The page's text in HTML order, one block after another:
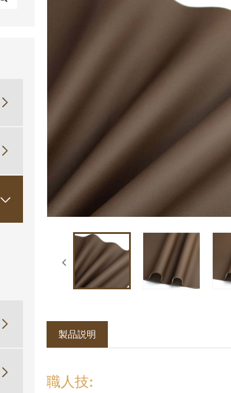





製品説明
職人技: